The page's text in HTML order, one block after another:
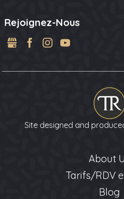
Rejoignez-Nous
GMB FacebookInstagram
Site designed and
About
Tarifs/RDV
Blog